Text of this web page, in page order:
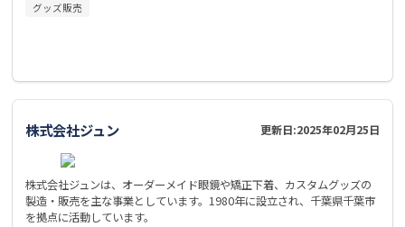
グッズ販売
株式会社ジュン 更新日:2025年02月25日
株式会社ジュンは、オーダーメイド眼鏡や矯正下着、カスタムグッズの
製造・販売を主な事業としています。1980年に設立され、千葉県千葉市
を拠点に活動しています。